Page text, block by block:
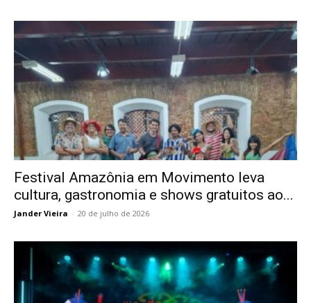
Festival Amazônia em Movimento leva
cultura, gastronomia e shows gratuitos ao...
Jander Vieira - 20 de julho de 2026